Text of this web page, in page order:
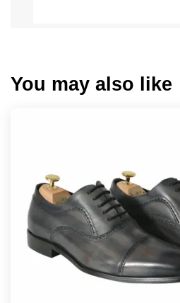
You may also like